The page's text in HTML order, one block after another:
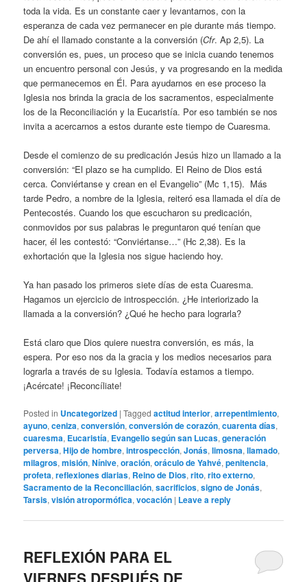
toda la vida. Es un constante caer y levantarnos, con la
esperanza de cada vez permanecer en pie durante más tiempo.
De ahí el llamado constante a la conversión (Cfr. Ap 2,5). La
conversión es, pues, un proceso que se inicia cuando tenemos
un encuentro personal con Jesús, y va progresando en la medida
que permanecemos en Él. Para ayudarnos en ese proceso la
Iglesia nos brinda la gracia de los sacramentos, especialmente
los de la Reconciliación y la Eucaristía. Por eso también se nos
invita a acercarnos a estos durante este tiempo de Cuaresma.
Desde el comienzo de su predicación Jesús hizo un llamado a la
conversión: “El plazo se ha cumplido. El Reino de Dios está
cerca. Conviértanse y crean en el Evangelio” (Mc 1,15). Más
tarde Pedro, a nombre de la Iglesia, reiteró esa llamada el día de
Pentecostés. Cuando los que escucharon su predicación,
conmovidos por sus palabras le preguntaron qué tenían que
hacer, él les contestó: “Conviértanse…” (Hc 2,38). Es la
exhortación que la Iglesia nos sigue haciendo hoy.
Ya han pasado los primeros siete días de esta Cuaresma.
Hagamos un ejercicio de introspección. ¿He interiorizado la
llamada a la conversión? ¿Qué he hecho para lograrla?
Está claro que Dios quiere nuestra conversión, es más, la
espera. Por eso nos da la gracia y los medios necesarios para
lograrla a través de su Iglesia. Todavía estamos a tiempo.
¡Acércate! ¡Reconcíliate!
Posted in Uncategorized |Tagged actitud interior,arrepentimiento,
ayuno,ceniza,conversión,conversión de corazón,cuarenta días,
cuaresma, Eucaristía, Evangelio según san Lucas,generación
perversa,Hijo de hombre,introspección,Jonás,limosna,llamado,
milagros,misión,Nínive,oración,oráculo de Yahvé,penitencia,
profeta,reflexiones diarias, Reino de Dios,rito,rito externo,
Sacramento de la Reconciliación,sacrificios,signo de Jonás,
Tarsis,visión atropormófica,vocación | Leave a reply
REFLEXIÓN PARA EL
VIERNES DESPUÉS DE